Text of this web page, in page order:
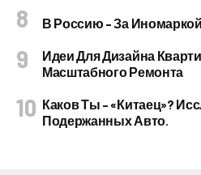
В Россию – За Иномаркой
Идеи Для Дизайна
Масштабного Ремонта
Каков Ты – «китаец»?
Подержанных Авто.